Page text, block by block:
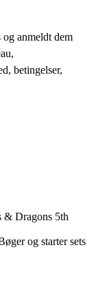
anmeldt dem
betingelser,
& Dragons 5th
og starter sets